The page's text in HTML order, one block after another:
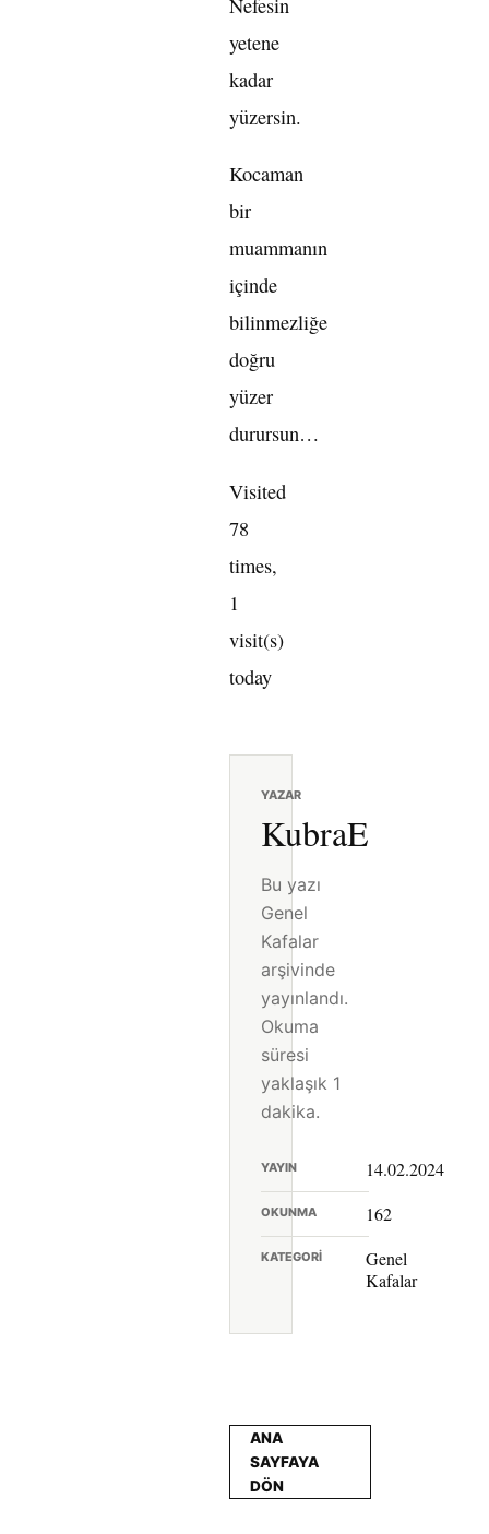
Nefesin
yetene
kadar
yüzersin.
Kocaman
bir
muammanın
içinde
bilinmezliğe
doğru
yüzer
durursun…
Visited
78
times,
1
visit(s)
today
YAZAR
KubraE
Bu yazı
Genel
Kafalar
arşivinde
yayınlandı.
Okuma
süresi
yaklaşık 1
dakika.
YAYIN 14.02.2024
OKUNMA 162
KATEGORI
Genel
Kafalar
ANA
SAYFAYA
DÖN